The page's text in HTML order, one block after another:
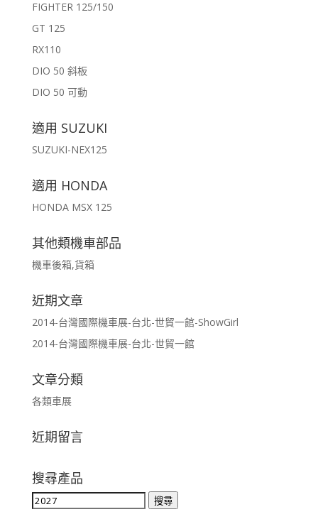
FIGHTER 125/150
GT 125
RX110
DIO 50 斜板
DIO 50 可動
適用 SUZUKI
SUZUKI-NEX125
適用 HONDA
HONDA MSX 125
其他類機車部品
機車後箱,貨箱
近期文章
2014-台灣國際機車展-台北-世貿一館-ShowGirl
2014-台灣國際機車展-台北-世貿一館
文章分類
各類車展
近期留言
搜尋產品
搜
搜尋